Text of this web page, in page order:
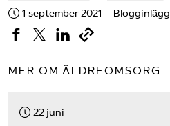
Press
1 september 2021 Blogginlägg
MER OM ÄLDREOMSORG
22 juni